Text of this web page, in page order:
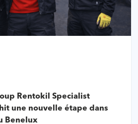
Rentokil Specialist
une nouvelle étape dans
Benelux